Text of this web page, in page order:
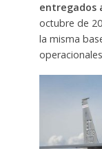
entregados
octubre de
la misma